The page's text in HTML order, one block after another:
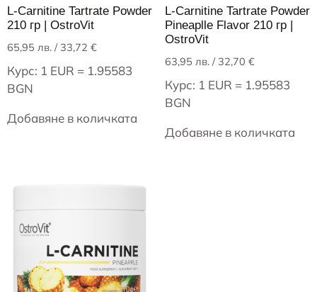
L-Carnitine Tartrate Powder
210 гр | OstroVit
65,95 лв. / 33,72 €
Курс: 1 EUR = 1.95583
BGN
Добавяне в количката
L-Carnitine Tartrate Powder
Pineaplle Flavor 210 гр |
OstroVit
63,95 лв./ 32,70 €
Курс: 1 EUR = 1.95583
BGN
Добавяне в количката